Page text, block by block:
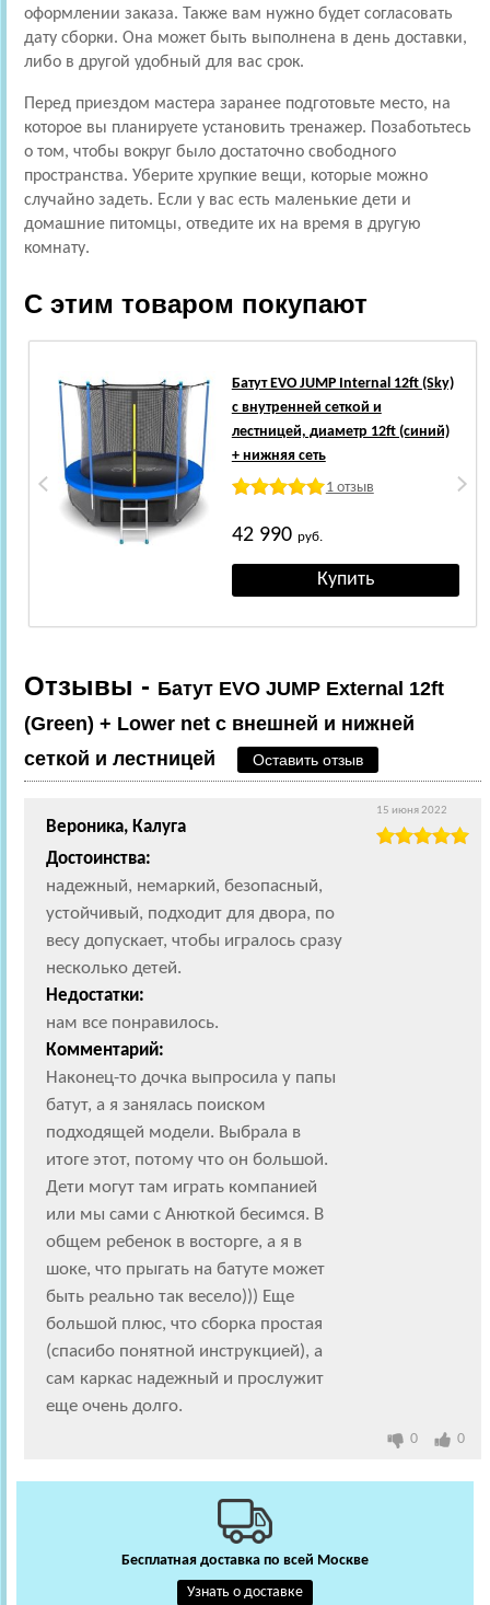
оформлении заказа. Также вам нужно будет согласовать
дату сборки. Она может быть выполнена в день доставки,
либо в другой удобный для вас срок.
Перед приездом мастера заранее подготовьте место, на
которое вы планируете установить тренажер. Позаботьтесь
о том, чтобы вокруг было достаточно свободного
пространства. Уберите хрупкие вещи, которые можно
случайно задеть. Если у вас есть маленькие дети и
домашние питомцы, отведите их на время в другую
комнату.
С этим товаром покупают
Батут EVO JUMP Internal 12ft (Sky)
с внутренней сеткой и
лестницей, диаметр 12ft (синий)
+ нижняя сеть
1 отзыв
42 990 руб.
Отзывы - Батут EVO JUMP External 12ft
(Green) + Lower net с внешней и нижней
сеткой и лестницей
Оставить отзыв
Вероника, Калуга
Достоинства:
надежный, немаркий, безопасный,
устойчивый, подходит для двора, по
весу допускает, чтобы игралось сразу
несколько детей.
Недостатки:
нам все понравилось.
Комментарий:
Наконец-то дочка выпросила у папы
батут, а я занялась поиском
подходящей модели. Выбрала в
итоге этот, потому что он большой.
Дети могут там играть компанией
или мы сами с Анюткой бесимся. В
общем ребенок в восторге, а я в
шоке, что прыгать на батуте может
быть реально так весело))) Еще
большой плюс, что сборка простая
(спасибо понятной инструкцией), а
сам каркас надежный и прослужит
еще очень долго.
15 июня 2022
0 0
Бесплатная доставка по всей Москве
Узнать о доставке